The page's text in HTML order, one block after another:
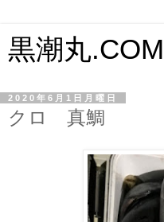
黒潮丸
2020年6月1日月曜日
クロ 真鯛